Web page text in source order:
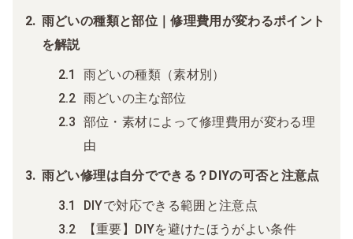
雨どいの種類と部位｜修理費用が変わるポイント
を解説
雨どいの種類（素材別）
雨どいの主な部位
部位・素材によって修理費用が変わる理
由
雨どい修理は自分でできる？DIYの可否と注意点
DIYで対応できる範囲と注意点
【重要】DIYを避けたほうがよい条件